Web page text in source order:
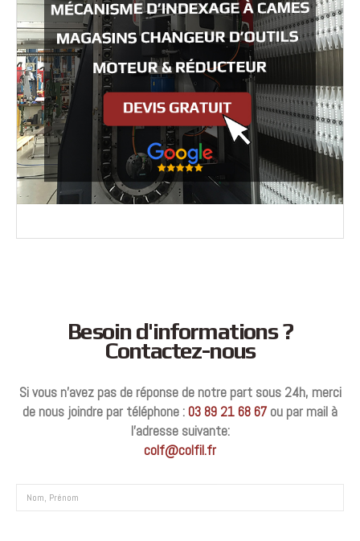
Besoin d'informations ?
Contactez-nous
Si vous n’avez pas de réponse de notre part sous 24h, merci
de nous joindre par téléphone : 03 89 21 68 67 ou par mail à
l’adresse suivante:
colf@colfil.fr